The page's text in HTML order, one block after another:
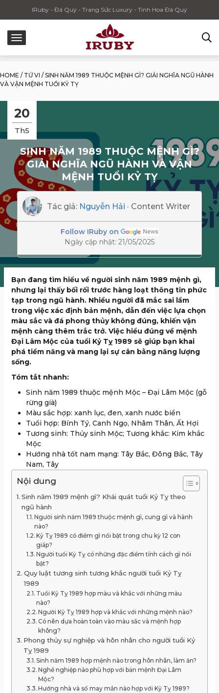
IRuby - Đá Quý - Trang Sức Luxury - Tinh Hoa Đá Quý
HOME / TỬ VI / SINH NĂM 1989 THUỘC MỆNH GÌ? GIẢI NGHĨA NGŨ HÀNH
VÀ VẬN MỆNH TUỔI KỶ TỴ
20
Th5
SINH NĂM 1989 THUỘC MỆNH GÌ?
GIẢI NGHĨA NGŨ HÀNH VÀ VẬN
MỆNH TUỔI KỶ TỴ
Tác giả: Nguyễn Hải · Content Writer
Follow IRuby on
Ngày cập nhật: 21/05/2025
Bạn đang tìm hiểu về người sinh năm 1989 mệnh gì,
nhưng lại thấy bối rối trước hàng loạt thông tin phức
tạp trong ngũ hành. Nhiều người đã mắc sai lầm
trong việc xác định bản mệnh, dẫn đến việc lựa chọn
màu sắc và đá phong thủy không đúng, khiến vận
mệnh càng thêm trắc trở. Việc hiểu đúng về mệnh
Đại Lâm Mộc của tuổi Kỷ Tỵ 1989 sẽ giúp bạn khai
phá tiềm năng và mang lại sự cân bằng năng lượng
sống.
Tóm tắt nhanh:
Sinh năm 1989 thuộc mệnh Mộc – Đại Lâm Mộc (gỗ
rừng già)
Màu sắc hợp: xanh lục, đen, xanh nước biển
Tuổi hợp: Bính Tý, Canh Ngọ, Nhâm Thân, Ất Hợi
Tương sinh: Thủy sinh Mộc; Tương khắc: Kim khắc
Mộc
Hướng nhà tốt nam mạng: Tây Bắc, Đông Bắc, Tây
Nam, Tây
Nội dung
Sinh năm 1989 mệnh gì? Khái quát tuổi Kỷ Tỵ theo
ngũ hành
Người sinh năm 1989 thuộc mệnh gì, cung gì và hành
nào?
Kỷ Tỵ 1989 có điểm gì nổi bật trong chu kỳ 12 con
giáp?
Người tuổi Kỷ Tỵ có những đặc điểm tính cách gì nổi
bật?
Quy luật tương sinh tương khắc người tuổi Kỷ Tỵ
1989
Tuổi Kỷ Tỵ 1989 hợp màu và khắc với những màu
nào?
Người Kỷ Tỵ 1989 hợp và khắc với những mệnh nào?
Có nên dựa hoàn toàn vào màu sắc và mệnh hợp
không?
Phong thủy sự nghiệp và hôn nhân cho người tuổi Kỷ
Tỵ 1989
Sinh năm 1989 hợp mệnh nào trong hôn nhân, làm ăn?
Nghề nghiệp nào phù hợp với bản mệnh Đại Lâm
Mộc?
Hướng nhà và số may mắn nào hợp với Kỷ Tỵ 1989?